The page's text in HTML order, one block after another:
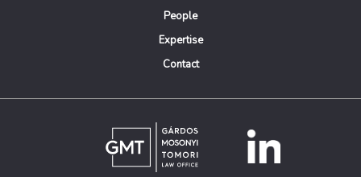
People
Expertise
Contact